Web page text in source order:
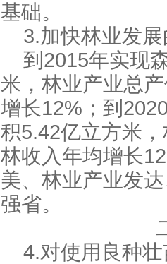
基础。
3.加快林业发
到2015年实现
米，林业产业总
增长12%；到
积5.42亿立方米
林收入年均增长
美、林业产业发
强省。
4.对使用良种